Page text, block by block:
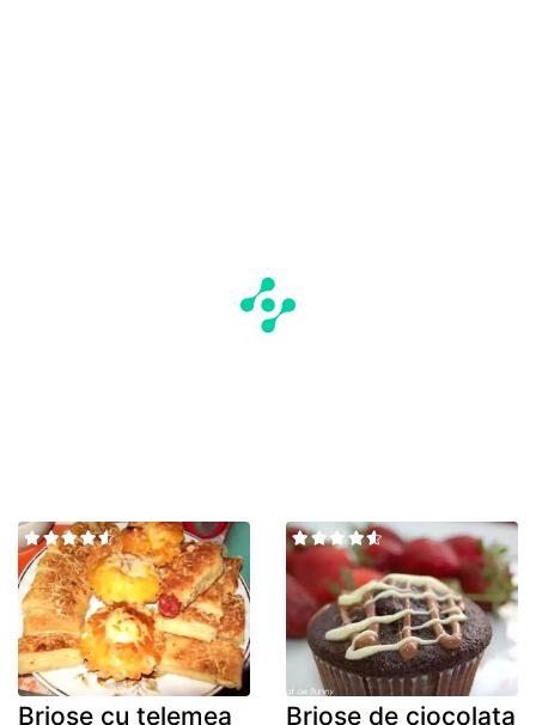
Briose cu telemea
Briose de ciocolata